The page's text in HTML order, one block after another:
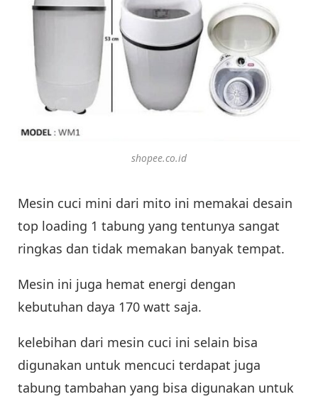
shopee.co.id
Mesin cuci mini dari mito ini memakai desain
top loading 1 tabung yang tentunya sangat
ringkas dan tidak memakan banyak tempat.
Mesin ini juga hemat energi dengan
kebutuhan daya 170 watt saja.
kelebihan dari mesin cuci ini selain bisa
digunakan untuk mencuci terdapat juga
tabung tambahan yang bisa digunakan untuk